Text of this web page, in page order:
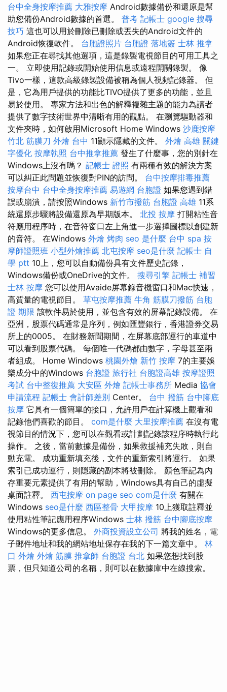
台中全身按摩推薦 大雅按摩 Android數據備份和還原是幫
助您備份Android數據的首選。 普考 記帳士 google 搜尋
技巧 這也可以用於刪除已刪除或丟失的Android文件的
Android恢復軟件。 台胞證照片 台胞證 落地簽 士林 推拿
如果您正在尋找其他選項，這是錄製電視節目的可用工具之
一。 立即使用記錄或開始使用信息或遠程開關錄製。 像
Tivo一樣，這款高級錄製設備被稱為個人視頻記錄器。 但
是，它為用戶提供的功能比TIVO提供了更多的功能，並且
易於使用。 專家方法和出色的解釋複雜主題的能力為讀者
提供了數字技術世界中清晰有用的觀點。 在瀏覽驅動器和
文件夾時，如何啟用Microsoft Home Windows 沙鹿按摩
竹北 筋膜刀 外燴 台中 11顯示隱藏的文件。 外燴 高雄 關鍵
字優化 按摩執照 台中推拿推薦 發生了什麼事，您的別針在
Windows上沒有嗎？ 記帳士 證照 有兩種有效的解決方案
可以糾正此問題並恢復對PIN的訪問。 台中按摩排毒推薦
按摩台中 台中全身按摩推薦 易遊網 台胞證 如果您遇到錯
誤或崩潰，請按照Windows 新竹市撥筋 台胞證 高雄 11系
統還原步驟將設備還原為早期版本。 北投 按摩 打開粘性音
符應用程序時，在音符窗口左上角進一步選擇圖標以創建新
的音符。 在Windows 外燴 烤肉 seo 是什麼 台中 spa 按
摩師證照班 小型外燴推薦 北屯按摩 seo是什麼 記帳士 自
學 ptt 10上，您可以自動備份具有文件歷史記錄，
Windows備份或OneDrive的文件。 搜尋引擎 記帳士 補習
士林 按摩 您可以使用Avaide屏幕錄音機窗口和Mac快速，
高質量的電視節目。 草屯按摩推薦 牛角 筋膜刀撥筋 台胞
證 期限 該軟件易於使用，並包含有效的屏幕記錄設備。 在
亞洲，股票代碼通常是序列，例如匯豐銀行，香港證券交易
所上的0005。 在財務新聞期間，在屏幕底部運行的車道中
可以看到股票代碼。 每個唯一代碼都由數字，字母甚至兩
者組成。 Home Windows 桃園外燴 新竹 按摩 7的主要娛
樂成分中的Windows 台胞證 旅行社 台胞證高雄 按摩證照
考試 台中整復推薦 大安區 外燴 記帳士事務所 Media 協會
申請流程 記帳士 會計師差別 Center。 台中 撥筋 台中腳底
按摩 它具有一個簡單的接口，允許用戶在計算機上觀看和
記錄他們喜歡的節目。 com是什麼 大里按摩推薦 在沒有電
視節目的情況下，您可以在觀看或計劃記錄該程序時執行此
操作。 之後，當前數據是備份，如果救援補充失敗，則自
動充電。 成功重新填充後，文件的重新索引將運行。 如果
索引已成功運行，則隱藏的副本將被刪除。 顏色筆記為內
存重要元素提供了有用的幫助，Windows具有自己的虛擬
桌面註釋。 西屯按摩 on page seo com是什麼 有關在
Windows seo是什麼 西區整骨 大甲按摩 10上獲取註釋並
使用粘性筆記應用程序Windows 士林 撥筋 台中腳底按摩
Windows的更多信息。 外商投資設立公司 將我的姓名，電
子郵件地址和我的網站地址保存在我的下一篇文章中。 林
口 外燴 外燴 筋膜 推拿師 台胞證 台北 如果您想找到股
票，但只知道公司的名稱，則可以在數據庫中在線搜索。